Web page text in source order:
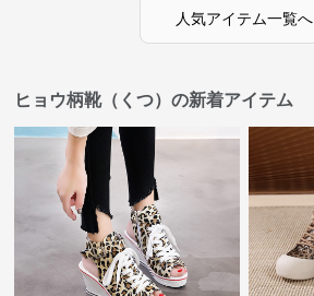
人気アイテム一覧へ
ヒョウ柄靴（くつ）の新着アイテム